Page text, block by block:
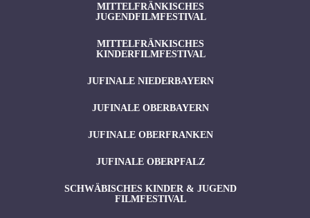
MITTELFRÄNKISCHES
JUGENDFILMFESTIVAL
MITTELFRÄNKISCHES
KINDERFILMFESTIVAL
JUFINALE NIEDERBAYERN
JUFINALE OBERBAYERN
JUFINALE OBERFRANKEN
JUFINALE OBERPFALZ
SCHWÄBISCHES KINDER & JUGEND
FILMFESTIVAL